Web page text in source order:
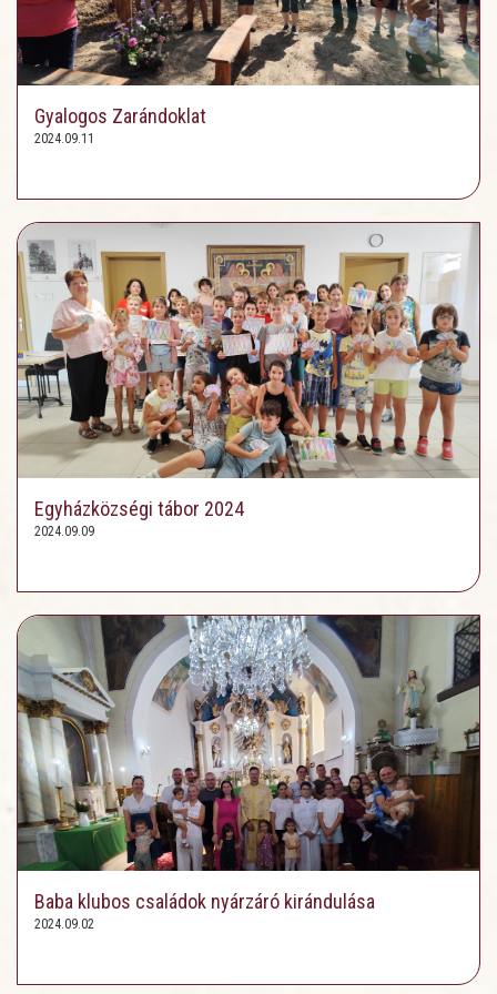
Gyalogos Zarándoklat
2024.09.11
Egyházközségi tábor 2024
2024.09.09
Baba klubos családok nyárzáró kirándulása
2024.09.02